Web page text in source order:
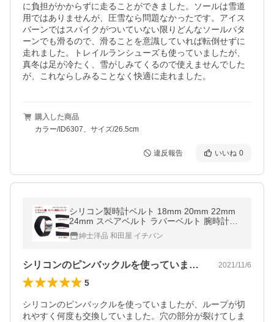
に負担がかからずに走ることができました。ソールは雪道
用ではありませんが、圧雪なら問題なかったです。アイス
バーンではスパイクがついていない限りどんなソールパタ
ーンでも滑るので、滑ることを意識していれば転倒せずに
走れました。トレイルランシューズも使っていましたが、
真冬は足が冷たく、雪がしみてくるので使えませんでした
が、これならしみることなく快適に走れました。
購入した商品
カラー/ID6307、サイズ/26.5cm
違反報告 いいね 0
シリコン製時計ベルト 18mm 20mm 22mm
24mm スペアベルト ラバーベルト 腕時計ベ
ルト 時計バンド バネ棒付属
紳士洋品 和田屋 イチバン
シリコンのピンバックルを使っていました… 2021/11/6
5
シリコンのピンバックルを使っていましたが、ループが切
れやすく何度も交換していました。穴の部分が裂けてしま